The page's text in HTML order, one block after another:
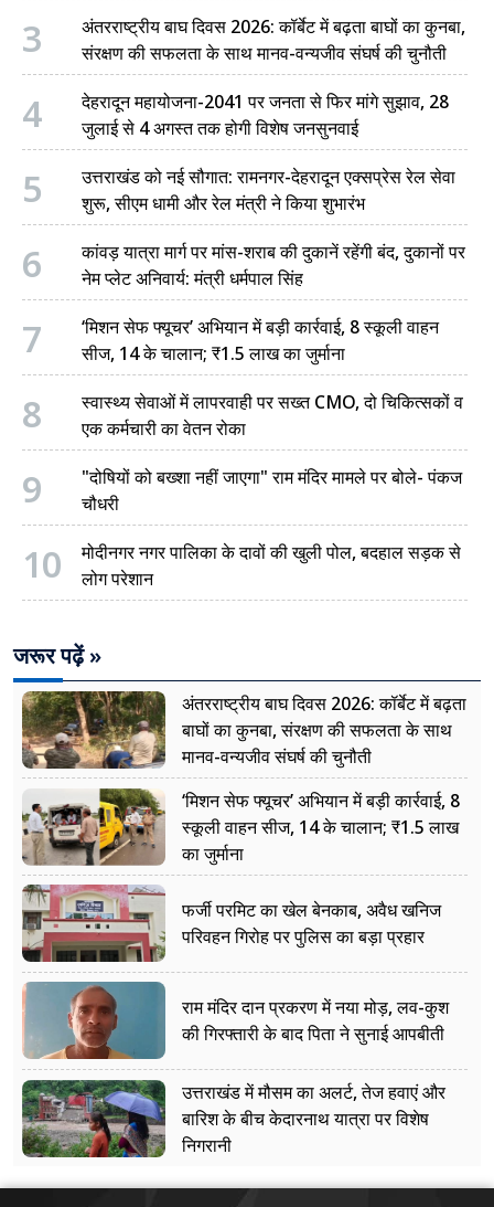
3
अंतरराष्ट्रीय बाघ दिवस 2026: कॉर्बेट में बढ़ता बाघों का कुनबा,
संरक्षण की सफलता के साथ मानव-वन्यजीव संघर्ष की चुनौती
4
देहरादून महायोजना-2041 पर जनता से फिर मांगे सुझाव, 28
जुलाई से 4 अगस्त तक होगी विशेष जनसुनवाई
5
उत्तराखंड को नई सौगात: रामनगर-देहरादून एक्सप्रेस रेल सेवा
शुरू, सीएम धामी और रेल मंत्री ने किया शुभारंभ
6
कांवड़ यात्रा मार्ग पर मांस-शराब की दुकानें रहेंगी बंद, दुकानों पर
नेम प्लेट अनिवार्य: मंत्री धर्मपाल सिंह
7
‘मिशन सेफ फ्यूचर’ अभियान में बड़ी कार्रवाई, 8 स्कूली वाहन
सीज, 14 के चालान; ₹1.5 लाख का जुर्माना
8
स्वास्थ्य सेवाओं में लापरवाही पर सख्त CMO, दो चिकित्सकों व
एक कर्मचारी का वेतन रोका
9
"दोषियों को बख्शा नहीं जाएगा" राम मंदिर मामले पर बोले- पंकज
चौधरी
10
मोदीनगर नगर पालिका के दावों की खुली पोल, बदहाल सड़क से
लोग परेशान
जरूर पढ़ें »
अंतरराष्ट्रीय बाघ दिवस 2026: कॉर्बेट में बढ़ता
बाघों का कुनबा, संरक्षण की सफलता के साथ
मानव-वन्यजीव संघर्ष की चुनौती
‘मिशन सेफ फ्यूचर’ अभियान में बड़ी कार्रवाई, 8
स्कूली वाहन सीज, 14 के चालान; ₹1.5 लाख
का जुर्माना
फर्जी परमिट का खेल बेनकाब, अवैध खनिज
परिवहन गिरोह पर पुलिस का बड़ा प्रहार
राम मंदिर दान प्रकरण में नया मोड़, लव-कुश
की गिरफ्तारी के बाद पिता ने सुनाई आपबीती
उत्तराखंड में मौसम का अलर्ट, तेज हवाएं और
बारिश के बीच केदारनाथ यात्रा पर विशेष
निगरानी